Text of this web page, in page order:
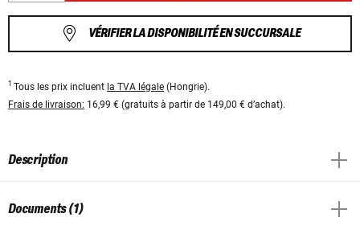
VÉRIFIER LA DISPONIBILITÉ EN SUCCURSALE
1 Tous les prix incluent la TVA légale (Hongrie).
Frais de livraison: 16,99 € (gratuits à partir de 149,00 € d’achat).
Description
Documents (1)